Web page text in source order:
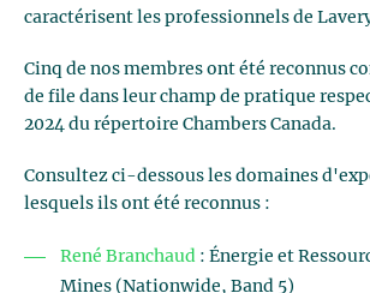
caractérisent les professionnels de
Cinq de nos membres ont été reconnus
de file dans leur champ de pratique
2024 du répertoire Chambers Canada.
Consultez ci-dessous les domaines
lesquels ils ont été reconnus :
René Branchaud : Énergie et
Mines (Nationwide, Band 5)